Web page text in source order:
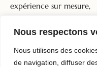
Nous respectons
Nous utilisons des
de navigation, diffuser
expérience sur mesure,
préférences, pour vous
offrir un voyage unique
satisfaisant dans notre